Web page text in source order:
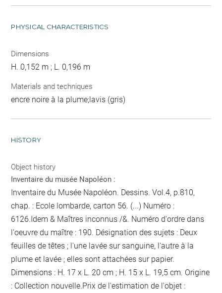
PHYSICAL CHARACTERISTICS
Dimensions
H. 0,152 m ; L. 0,196 m
Materials and techniques
encre noire à la plume;lavis (gris)
HISTORY
Object history
Inventaire du musée Napoléon :
Inventaire du Musée Napoléon. Dessins. Vol.4, p.810,
chap. : Ecole lombarde, carton 56. (...) Numéro :
6126.Idem & Maîtres inconnus /&. Numéro d'ordre dans
l'oeuvre du maître : 190. Désignation des sujets : Deux
feuilles de têtes ; l'une lavée sur sanguine, l'autre à la
plume et lavée ; elles sont attachées sur papier.
Dimensions : H. 17 x L. 20 cm ; H. 15 x L. 19,5 cm. Origine
: Collection nouvelle.Prix de l'estimation de l'objet :